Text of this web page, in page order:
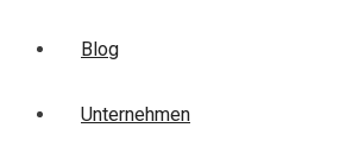
Blog
Unternehmen